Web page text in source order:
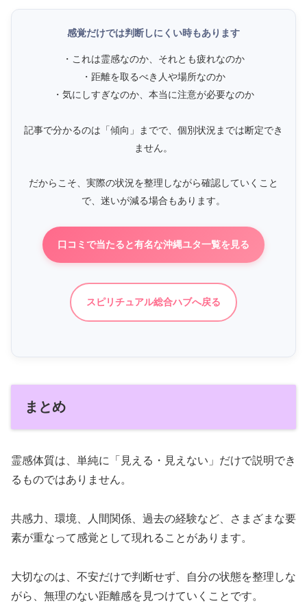
感覚だけでは判断しにくい時もあります
・これは霊感なのか、それとも疲れなのか
・距離を取るべき人や場所なのか
・気にしすぎなのか、本当に注意が必要なのか
記事で分かるのは「傾向」までで、個別状況までは断定でき
ません。
だからこそ、実際の状況を整理しながら確認していくこと
で、迷いが減る場合もあります。
口コミで当たると有名な沖縄ユタ一覧を見る
スピリチュアル総合ハブへ戻る
まとめ
霊感体質は、単純に「見える・見えない」だけで説明でき
るものではありません。
共感力、環境、人間関係、過去の経験など、さまざまな要
素が重なって感覚として現れることがあります。
大切なのは、不安だけで判断せず、自分の状態を整理しな
がら、無理のない距離感を見つけていくことです。